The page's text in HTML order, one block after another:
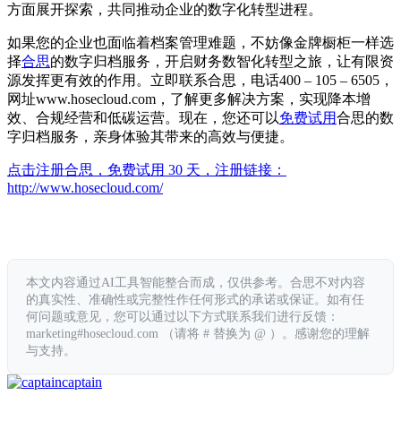
方面展开探索，共同推动企业的数字化转型进程。
如果您的企业也面临着档案管理难题，不妨像金牌橱柜一样选
择合思的数字归档服务，开启财务数智化转型之旅，让有限资
源发挥更有效的作用。立即联系合思，电话400 – 105 – 6505，
网址www.hosecloud.com，了解更多解决方案，实现降本增
效、合规经营和低碳运营。现在，您还可以免费试用合思的数
字归档服务，亲身体验其带来的高效与便捷。
点击注册合思，免费试用 30 天，注册链接：
http://www.hosecloud.com/
本文内容通过AI工具智能整合而成，仅供参考。合思不对内容
的真实性、准确性或完整性作任何形式的承诺或保证。如有任
何问题或意见，您可以通过以下方式联系我们进行反馈：
marketing#hosecloud.com （请将 # 替换为 @ ）。感谢您的理解
与支持。
captain